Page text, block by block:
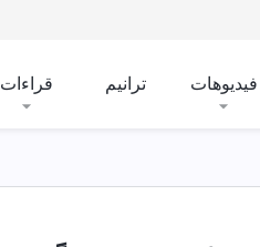
فيديوهات ترانيم قراءات